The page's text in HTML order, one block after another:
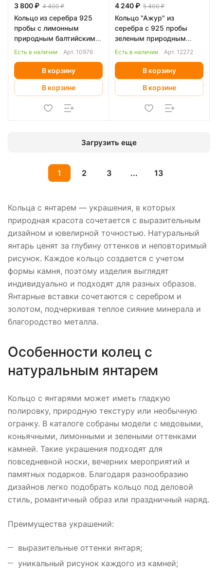
3 800 ₽ 4 400 ₽
Кольцо из серебра 925
пробы с лимонным
природным балтийским
янтарем
Есть в наличии Арт. 10976
В корзину
В корзине
4 240 ₽ 5 400 ₽
Кольцо "Ажур" из
серебра с 925 пробы
зеленым природным
балтийским янтарем
Есть в наличии Арт. 12272
В корзину
В корзине
Загрузить еще
1 2 3 ... 13
Кольца с янтарем — украшения, в которых
природная красота сочетается с выразительным
дизайном и ювелирной точностью. Натуральный
янтарь ценят за глубину оттенков и неповторимый
рисунок. Каждое кольцо создается с учетом
формы камня, поэтому изделия выглядят
индивидуально и подходят для разных образов.
Янтарные вставки сочетаются с серебром и
золотом, подчеркивая теплое сияние минерала и
благородство металла.
Особенности колец с
натуральным янтарем
Кольцо с янтарями может иметь гладкую
полировку, природную текстуру или необычную
огранку. В каталоге собраны модели с медовыми,
коньячными, лимонными и зелеными оттенками
камней. Такие украшения подходят для
повседневной носки, вечерних мероприятий и
памятных подарков. Благодаря разнообразию
дизайнов легко подобрать кольцо под деловой
стиль, романтичный образ или праздничный наряд.
Преимущества украшений:
выразительные оттенки янтаря;
уникальный рисунок каждого из камней;